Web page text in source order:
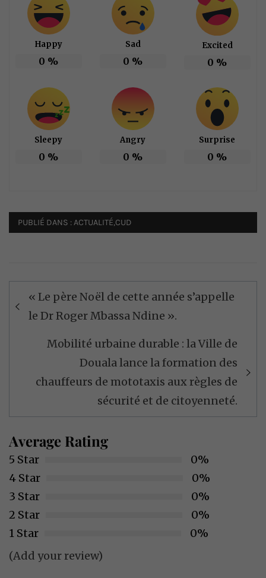
Happy
0 %
Sad
0 %
Excited
0 %
Sleepy
0 %
Angry
0 %
Surprise
0 %
PUBLIÉ DANS :ACTUALITÉ,CUD
Navigation
de
« Le père Noël de cette année s’appelle
le Dr Roger Mbassa Ndine ».
Mobilité urbaine durable : la Ville de
Douala lance la formation des
chauffeurs de mototaxis aux règles de
sécurité et de citoyenneté.
Average Rating
5 Star
0%
4 Star
0%
3 Star
0%
2 Star
0%
1 Star
0%
(Add your review)